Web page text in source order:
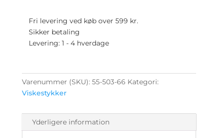
Grå
Genbrugsbomuld
Fri levering ved køb over 599 kr.
Sikker betaling
Levering: 1 - 4 hverdage
Varenummer (SKU): 55-503-66 Kategori:
Viskestykker
Yderligere information